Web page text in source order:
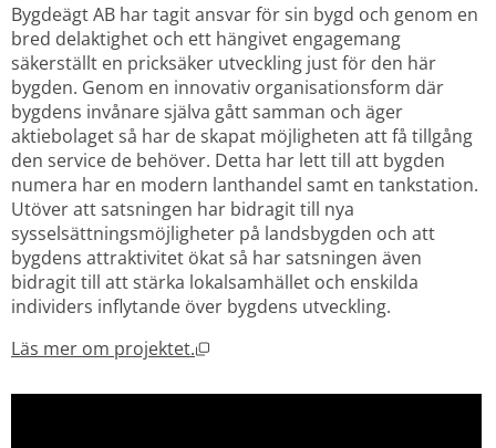
Bygdeägt AB har tagit ansvar för sin bygd och genom en
bred delaktighet och ett hängivet engagemang
säkerställt en pricksäker utveckling just för den här
bygden. Genom en innovativ organisationsform där
bygdens invånare själva gått samman och äger
aktiebolaget så har de skapat möjligheten att få tillgång
den service de behöver. Detta har lett till att bygden
numera har en modern lanthandel samt en tankstation.
Utöver att satsningen har bidragit till nya
sysselsättningsmöjligheter på landsbygden och att
bygdens attraktivitet ökat så har satsningen även
bidragit till att stärka lokalsamhället och enskilda
individers inflytande över bygdens utveckling.
Läs mer om projektet.